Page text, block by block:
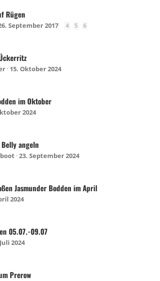
Rügen
September 2017 4 5 6
15. Oktober 2024
im Oktober
2024
angeln
23. September 2024
Jasmunder Bodden im April
2024
05.07.-09.07
2024
Prerow